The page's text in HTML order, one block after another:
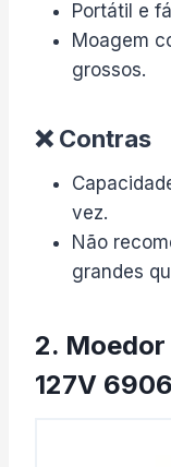
Portátil e
Moagem
grossos.
❌ Contras
vez.
Não
grandes
2.
127V